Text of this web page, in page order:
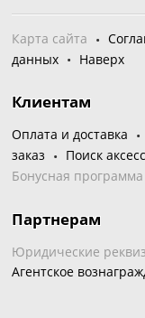
Карта сайта
данных
Наверх
Клиентам
Оплата и доставка
заказ
Поиск
Бонусная программа
Партнерам
Юридические
Агентское